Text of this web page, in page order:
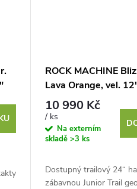
ROCK MACHINE
Lava Orange, vel.
10 990 Kč
/ ks
Na externím
skladě>3 ks
Dostupný trailový 24“
zábavnou Junior Trail